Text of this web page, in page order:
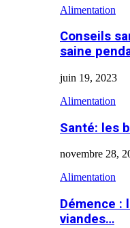
Alimentation
Conseils
saine
juin 19, 2023
Alimentation
Santé: les
novembre 28,
Alimentation
Démence :
viandes…